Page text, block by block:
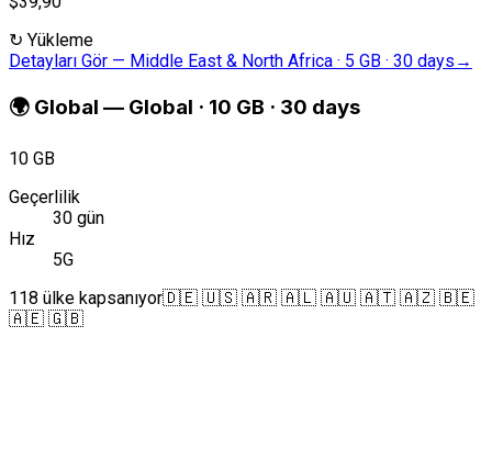
↻ Yükleme
Detayları Gör — Middle East & North Africa · 5 GB · 30 days →
🌍 Global — Global · 10 GB · 30 days
10 GB
Geçerlilik
30 gün
Hız
5G
118 ülke kapsanıyor🇩🇪 🇺🇸 🇦🇷 🇦🇱 🇦🇺 🇦🇹 🇦🇿 🇧🇪
🇦🇪 🇬🇧